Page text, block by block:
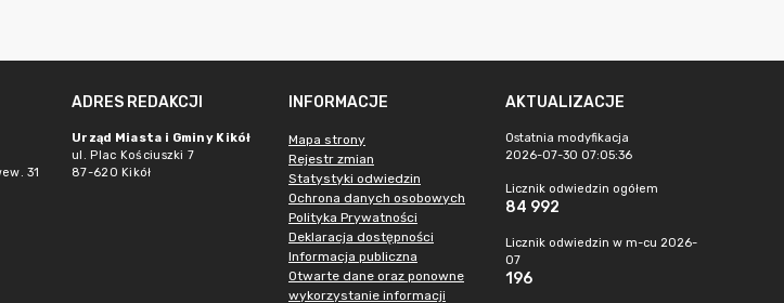
31
ADRES REDAKCJI
Urząd Miasta i Gminy Kikół
ul. Plac Kościuszki 7
87-620 Kikół
INFORMACJE
Mapa strony
Rejestr zmian
Statystyki odwiedzin
Ochrona danych osobowych
Polityka Prywatności
Deklaracja dostępności
Informacja publiczna
Otwarte dane oraz ponowne
wykorzystanie informacji
AKTUALIZACJE
Ostatnia modyfikacja
2026-07-30 07:05:36
Licznik odwiedzin ogółem
84 992
Licznik odwiedzin w m-cu 2026-
07
196